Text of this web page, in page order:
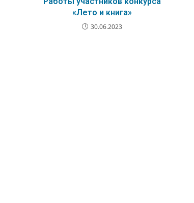
«Лето и книга»
30.06.2023